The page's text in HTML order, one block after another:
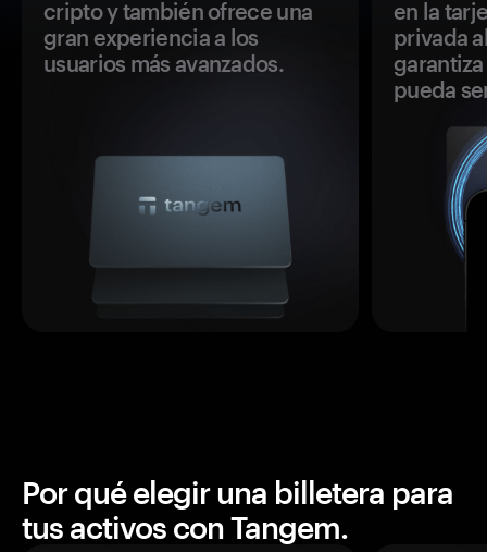
cripto y también ofrece una
gran experiencia a los
usuarios más avanzados.
en la
privada
pueda
Por qué elegir una billetera para
tus activos con Tangem.